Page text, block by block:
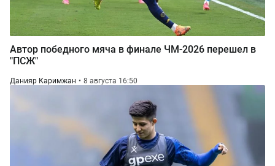
Автор победного мяча в финале ЧМ-2026 перешел в
"ПСЖ"
Данияр Каримжан 8 августа 16:50